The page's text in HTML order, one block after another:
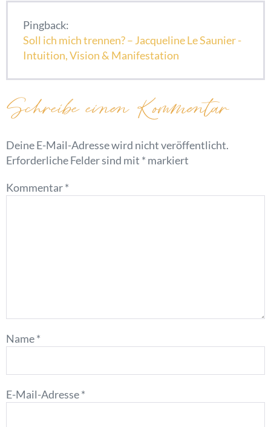
Pingback:
Soll ich mich trennen? – Jacqueline Le Saunier -
Intuition, Vision & Manifestation
Schreibe einen Kommentar
Deine E-Mail-Adresse wird nicht veröffentlicht.
Erforderliche Felder sind mit * markiert
Kommentar*
Name*
E-Mail-Adresse*